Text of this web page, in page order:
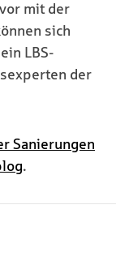
mit der
sich
LBS-
der
Sanierungen
.